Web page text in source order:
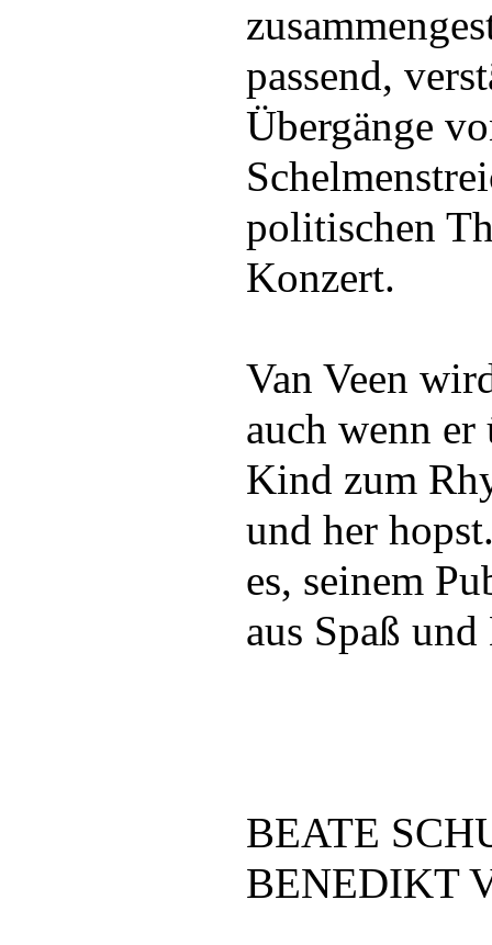
passend,
Übergänge
politischen
Konzert.
Van Veen
auch wenn
Kind zum
und her
es, seinem
aus Spaß
BEATE
BENEDIKT